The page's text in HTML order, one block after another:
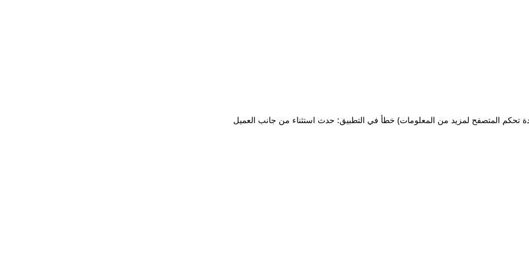
خطأ في التطبيق: حدث استثناء من جانب العميل تحكم المتصفح لمزيد من المعلومات)